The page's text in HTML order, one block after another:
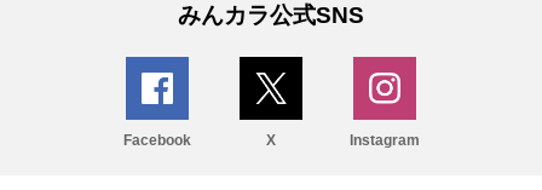
みんカラ公式SNS
Facebook X Instagram